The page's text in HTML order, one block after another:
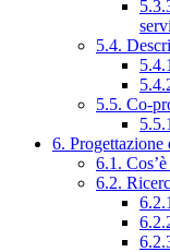
5.4.
5.5. Co-
6. Progettazione
6.1.
6.2.